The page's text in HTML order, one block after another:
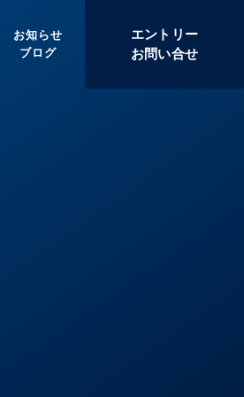
お知らせ
ブログ
エントリー
お問い合せ